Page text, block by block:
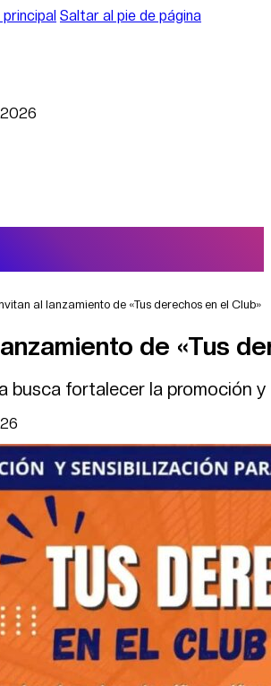
Saltar al pie de página
TV
al lanzamiento de «Tus derechos en el Club»
de «Tus
busca fortalecer la promoción